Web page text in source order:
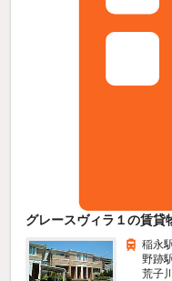
グレースヴィラ１の賃貸
稲永
野跡
荒子